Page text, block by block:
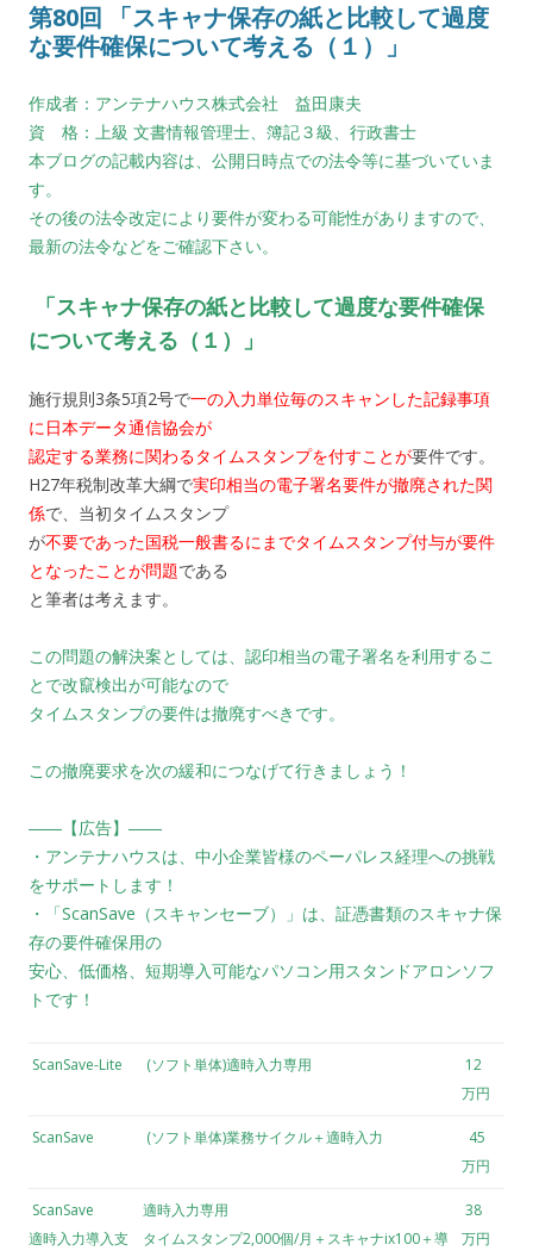
第80回 「スキャナ保存の紙と比較して過度
な要件確保について考える（１）」
作成者：アンテナハウス株式会社 益田康夫
資 格：上級 文書情報管理士、簿記３級、行政書士
本ブログの記載内容は、公開日時点での法令等に基づいていま
す。
その後の法令改定により要件が変わる可能性がありますので、
最新の法令などをご確認下さい。
「スキャナ保存の紙と比較して過度な要件確保
について考える（１）」
施行規則3条5項2号で一の入力単位毎のスキャンした記録事項
に日本データ通信協会が
認定する業務に関わるタイムスタンプを付すことが要件です。
H27年税制改革大綱で実印相当の電子署名要件が撤廃された関
係で、当初タイムスタンプ
が不要であった国税一般書るにまでタイムスタンプ付与が要件
となったことが問題である
と筆者は考えます。
この問題の解決案としては、認印相当の電子署名を利用するこ
とで改竄検出が可能なので
タイムスタンプの要件は撤廃すべきです。
この撤廃要求を次の緩和につなげて行きましょう！
――【広告】――
・アンテナハウスは、中小企業皆様のペーパレス経理への挑戦
をサポートします！
・「ScanSave（スキャンセーブ）」は、証憑書類のスキャナ保
存の要件確保用の
安心、低価格、短期導入可能なパソコン用スタンドアロンソフ
トです！
ScanSave-Lite (ソフト単体)適時入力専用
12
万円
ScanSave (ソフト単体)業務サイクル＋適時入力
45
万円
ScanSave
適時入力導入支
適時入力専用
タイムスタンプ2,000個/月＋スキャナix100＋導
38
万円